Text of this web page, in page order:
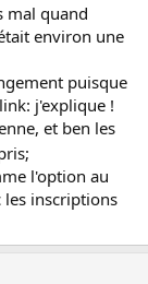
mal quand
environ une
puisque
j'explique !
et ben les
l'option au
les inscriptions